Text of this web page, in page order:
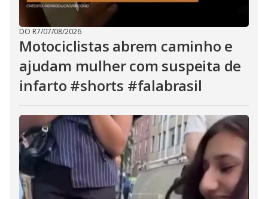
DO R7/07/08/2026
Motociclistas abrem caminho e
ajudam mulher com suspeita de
infarto #shorts #falabrasil